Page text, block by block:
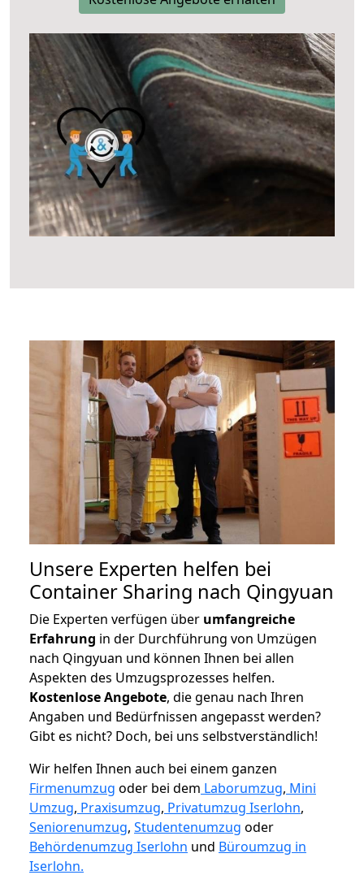
Unsere Experten helfen bei
Container Sharing nach Qingyuan
Die Experten verfügen über umfangreiche
Erfahrung in der Durchführung von Umzügen
nach Qingyuan und können Ihnen bei allen
Aspekten des Umzugsprozesses helfen.
Kostenlose Angebote, die genau nach Ihren
Angaben und Bedürfnissen angepasst werden?
Gibt es nicht? Doch, bei uns selbstverständlich!
Wir helfen Ihnen auch bei einem ganzen
Firmenumzug oder bei dem Laborumzug, Mini
Umzug, Praxisumzug, Privatumzug Iserlohn,
Seniorenumzug, Studentenumzug oder
Behördenumzug Iserlohn und Büroumzug in
Iserlohn.